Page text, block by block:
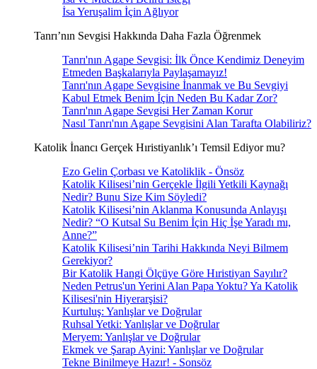
İsa Yeruşalim İçin Ağlıyor
Tanrı’nın Sevgisi Hakkında Daha Fazla Öğrenmek
Tanrı'nın Agape Sevgisi: İlk Önce Kendimiz Deneyim
Etmeden Başkalarıyla Paylaşamayız!
Tanrı'nın Agape Sevgisine İnanmak ve Bu Sevgiyi
Kabul Etmek Benim İçin Neden Bu Kadar Zor?
Tanrı'nın Agape Sevgisi Her Zaman Korur
Nasıl Tanrı'nın Agape Sevgisini Alan Tarafta Olabiliriz?
Katolik İnancı Gerçek Hıristiyanlık’ı Temsil Ediyor mu?
Ezo Gelin Çorbası ve Katoliklik - Önsöz
Katolik Kilisesi’nin Gerçekle İlgili Yetkili Kaynağı
Nedir? Bunu Size Kim Söyledi?
Katolik Kilisesi’nin Aklanma Konusunda Anlayışı
Nedir? “O Kutsal Su Benim İçin Hiç İşe Yaradı mı,
Anne?”
Katolik Kilisesi’nin Tarihi Hakkında Neyi Bilmem
Gerekiyor?
Bir Katolik Hangi Ölçüye Göre Hıristiyan Sayılır?
Neden Petrus'un Yerini Alan Papa Yoktu? Ya Katolik
Kilisesi'nin Hiyerarşisi?
Kurtuluş: Yanlışlar ve Doğrular
Ruhsal Yetki: Yanlışlar ve Doğrular
Meryem: Yanlışlar ve Doğrular
Ekmek ve Şarap Ayini: Yanlışlar ve Doğrular
Tekne Binilmeye Hazır! - Sonsöz